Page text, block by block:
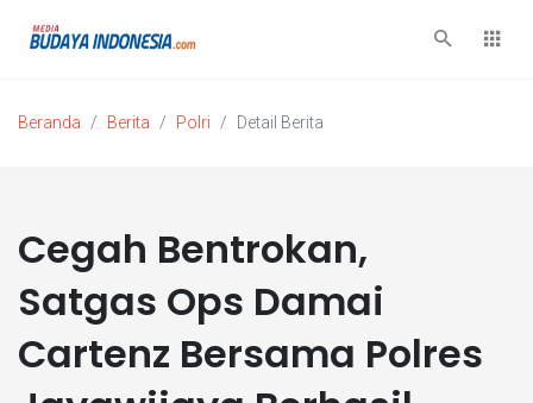
Beranda Berita Polri Detail Berita
Cegah Bentrokan,
Satgas Ops Damai
Cartenz Bersama Polres